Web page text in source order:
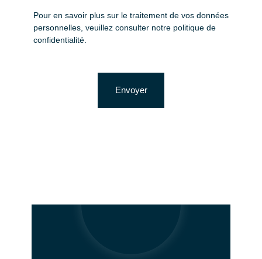
Pour en savoir plus sur le traitement de vos données
personnelles, veuillez consulter notre politique de
confidentialité
Envoyer